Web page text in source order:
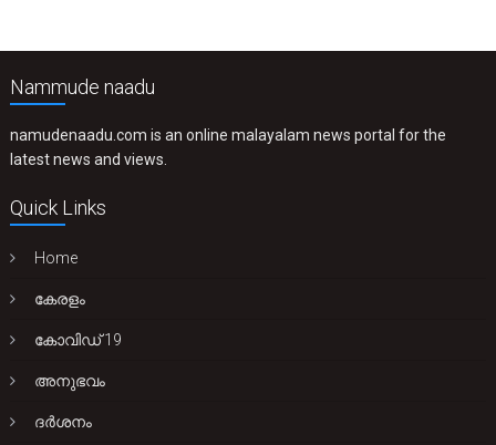
Nammude naadu
namudenaadu.com is an online malayalam news portal for the
latest news and views.
Quick Links
Home
കേരളം
കോവിഡ് 19
അനുഭവം
ദർശനം